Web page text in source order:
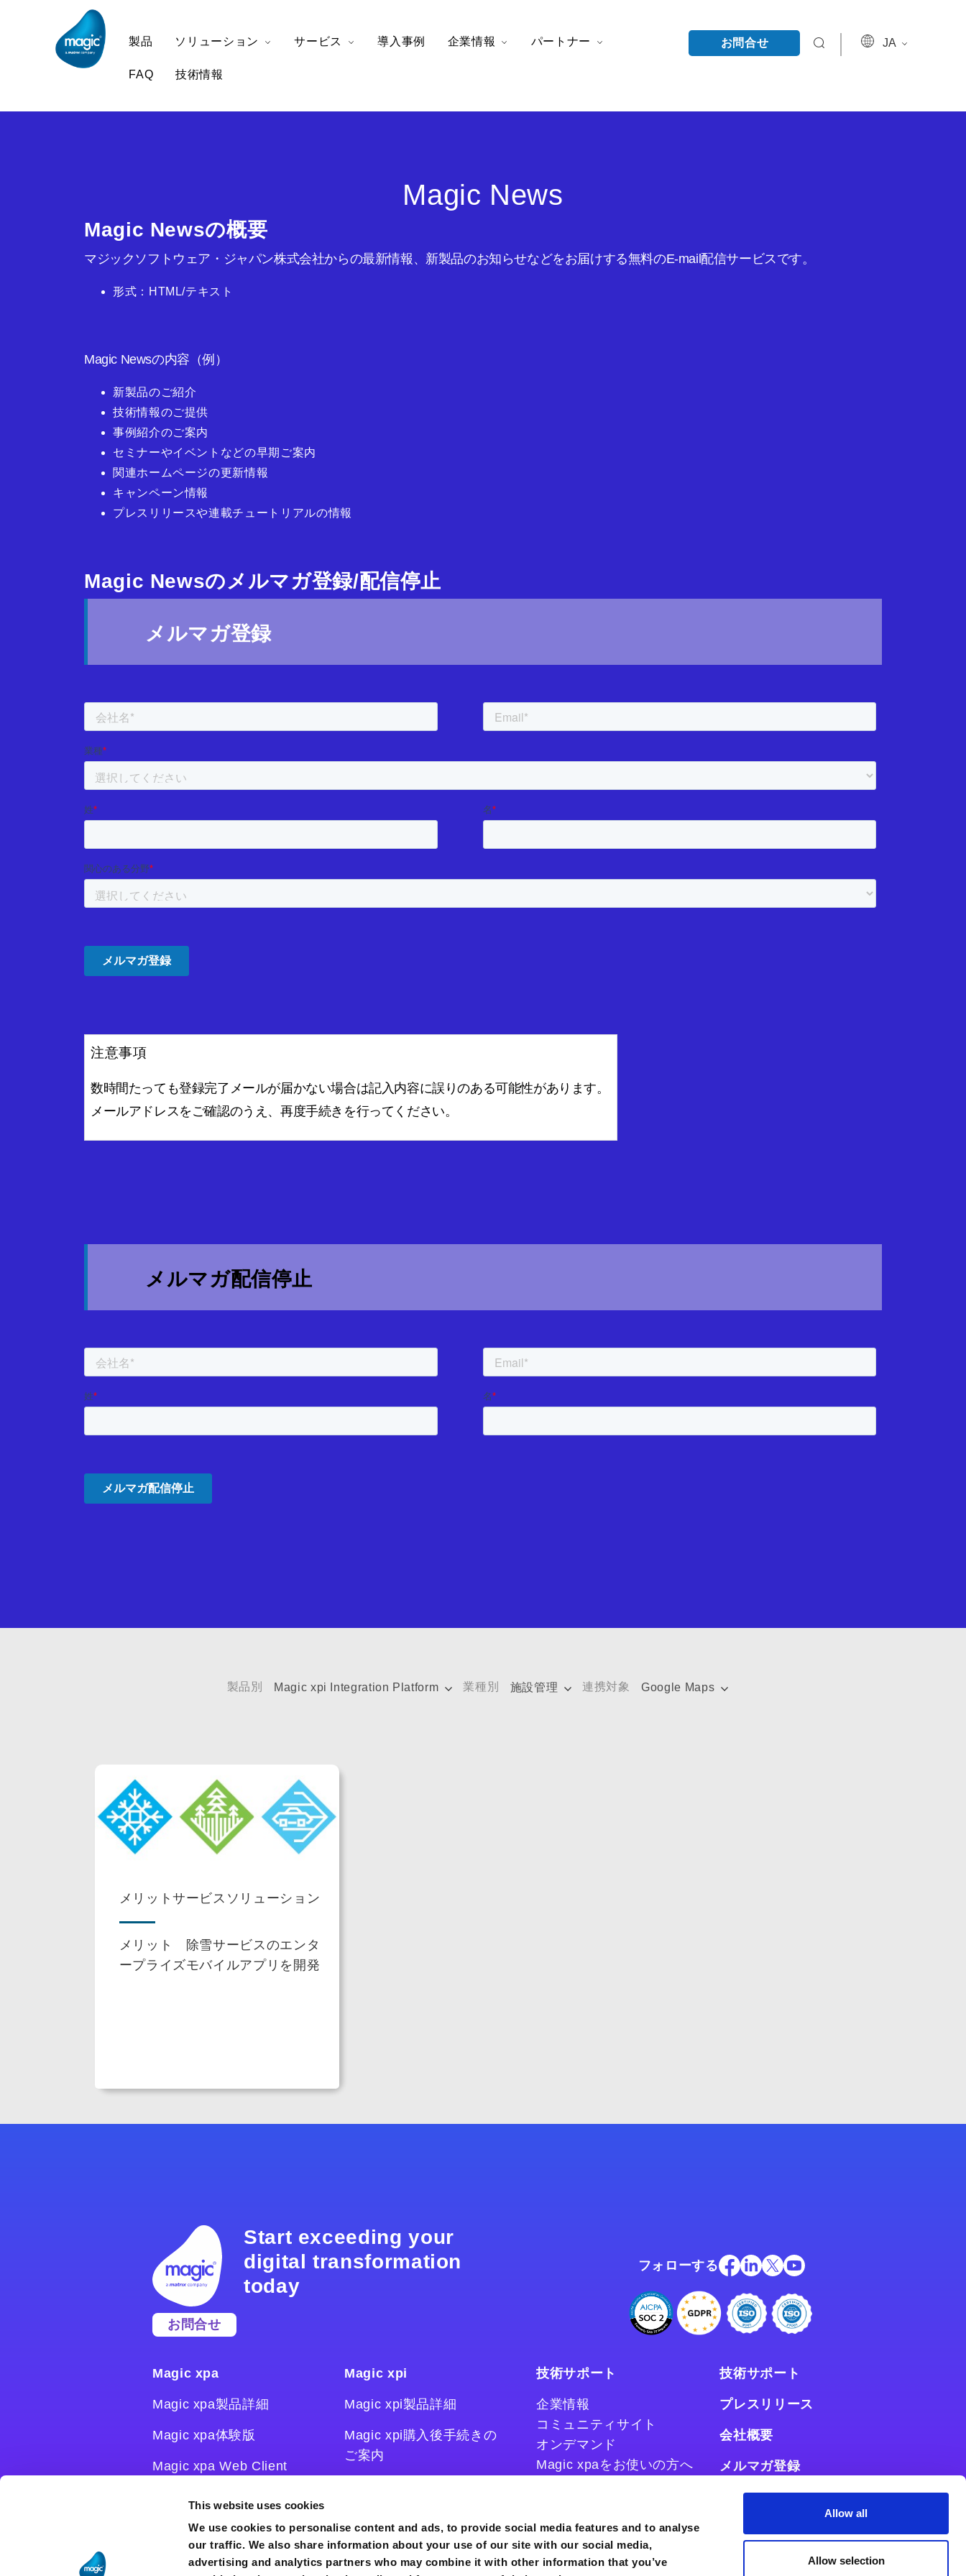
This website uses cookies
We use cookies to personalise content and ads, to provide social media features and to analyse
our traffic. We also share information about your use of our site with our social media,
advertising and analytics partners who may combine it with other information that you’ve
Allow all
Allow selection
製品 ソリューション サービス 導入事例 企業情報 パートナー
FAQ 技術情報
お問合せ JA
Magic News
Magic Newsの概要
マジックソフトウェア・ジャパン株式会社からの最新情報、新製品のお知らせなどをお届けする無料のE-mail配信サービスです。
形式：HTML/テキスト
Magic Newsの内容（例）
新製品のご紹介
技術情報のご提供
事例紹介のご案内
セミナーやイベントなどの早期ご案内
関連ホームページの更新情報
キャンペーン情報
プレスリリースや連載チュートリアルの情報
Magic Newsのメルマガ登録/配信停止
メルマガ登録
注意事項
数時間たっても登録完了メールが届かない場合は記入内容に誤りのある可能性があります。
メールアドレスをご確認のうえ、再度手続きを行ってください。
メルマガ配信停止
製品別 Magic xpi Integration Platform 業種別 施設管理 連携対象 Google Maps
メリットサービスソリューション
メリット 除雪サービスのエンタ
ープライズモバイルアプリを開発
Start exceeding your
digital transformation
today
お問合せ
フォローする
Magic xpa
Magic xpa製品詳細
Magic xpa体験版
Magic xpa Web Client
ユーザー登録/ライセンス発
Magic xpi
Magic xpi製品詳細
Magic xpi購入後手続きの
ご案内
技術サポート
企業情報
コミュニティサイト
オンデマンド
Magic xpaをお使いの方へ
コラム
技術サポート
プレスリリース
会社概要
メルマガ登録